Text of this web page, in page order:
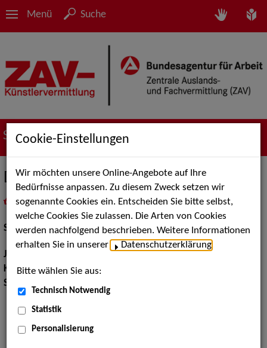
Menü Suche
Suche nach Künstler*innen
Danielle Green
als PDF speichern
inMeine Merklistelegen
Schauspiel:Film und TV
Jahrgang:
Körpergröße:169 cm
Sprachen:
Cookie-Einstellungen
Wir möchten unsere Online-Angebote auf Ihre
Bedürfnisse anpassen. Zu diesem Zweck setzen wir
sogenannte Cookies ein. Entscheiden Sie bitte selbst,
welche Cookies Sie zulassen. Die Arten von Cookies
werden nachfolgend beschrieben. Weitere Informationen
erhalten Sie in unserer
Datenschutzerklärung
Bitte wählen Sie aus:
Technisch Notwendig
Statistik
Personalisierung